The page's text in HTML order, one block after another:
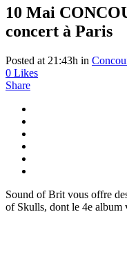
10 Mai
concert à Paris
Posted at 21:43h in
0 Likes
Share
Sound of Brit vous offre
of Skulls, dont le 4e album